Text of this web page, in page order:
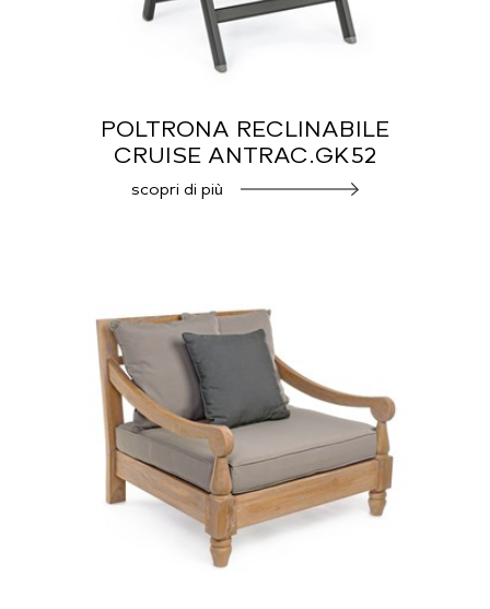
POLTRONA RECLINABILE
CRUISE ANTRAC.GK52
scopri di più